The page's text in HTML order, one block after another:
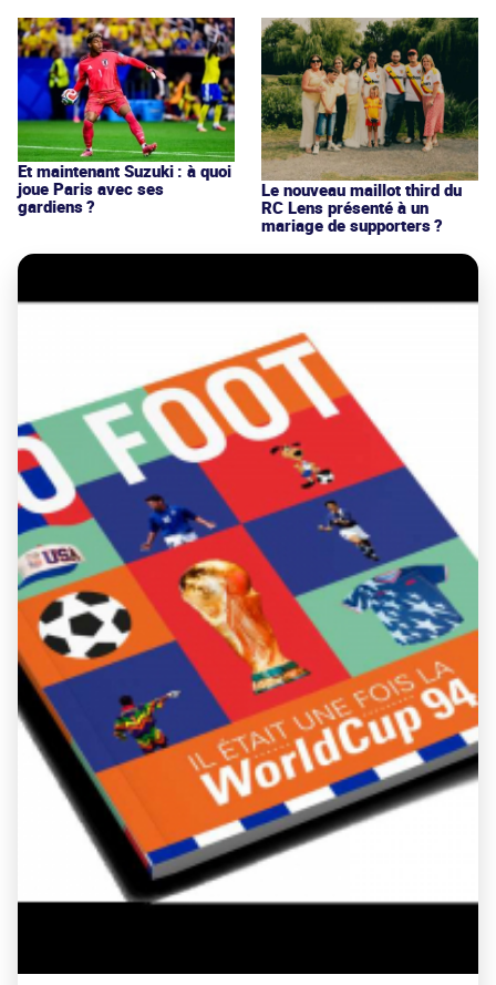
Et maintenant Suzuki : à quoi
joue Paris avec ses
gardiens ?
Le nouveau maillot third du
RC Lens présenté à un
mariage de supporters ?